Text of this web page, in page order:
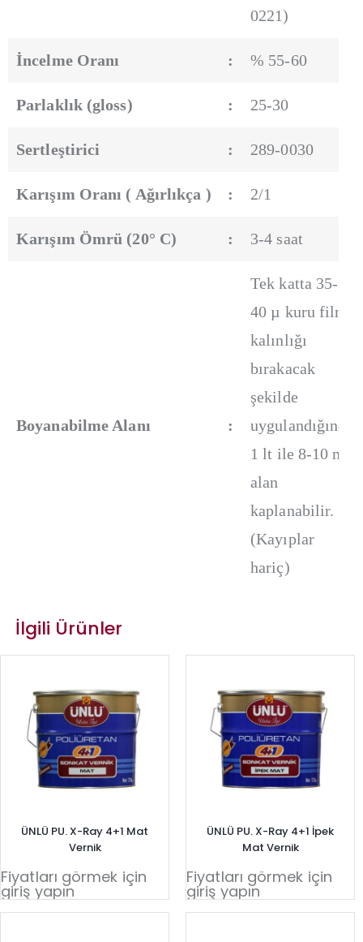
0221)
İncelme Oranı : % 55-60
Parlaklık (gloss) : 25-30
Sertleştirici : 289-0030
Karışım Oranı ( Ağırlıkça ) : 2/1
Karışım Ömrü (20° C) : 3-4 saat
Boyanabilme Alanı :
Tek katta 35-
40 µ kuru film
kalınlığı
bırakacak
şekilde
uygulandığında
1 lt ile 8-10 m²
alan
kaplanabilir.
(Kayıplar
hariç)
İlgili Ürünler
ÜNLÜ PU. X-Ray 4+1 Mat
Vernik
Fiyatları görmek için
giriş yapın
ÜNLÜ PU. X-Ray 4+1 İpek
Mat Vernik
Fiyatları görmek için
giriş yapın